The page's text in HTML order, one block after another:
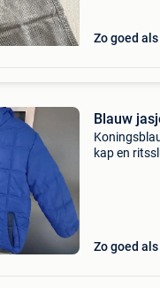
Zo goed
Blauw
kap en
Zo goed